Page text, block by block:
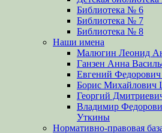
Библиотека № 6
Библиотека № 7
Библиотека № 8
Наши имена
Малюгин Леонид
Ганзен Анна
Евгений
Борис Михайлович
Георгий
Владимир
Уткины
Нормативно-правовая